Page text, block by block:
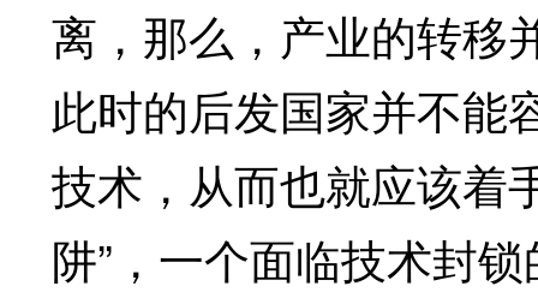
离，那么，产业的转移
此时的后发国家并不能
技术，从而也就应该着
阱”，一个面临技术封